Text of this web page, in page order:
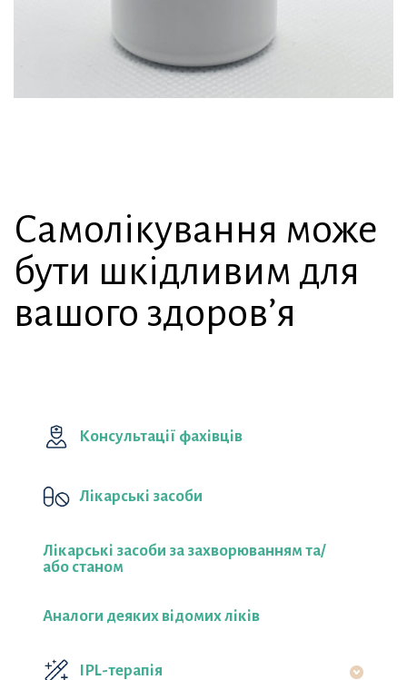
Консультації фахівців
Лікарські засоби
Лікарські засоби за захворюванням та/
або станом
Аналоги деяких відомих ліків
IPL-терапія
Самолікування може
бути шкідливим для
вашого здоров’я